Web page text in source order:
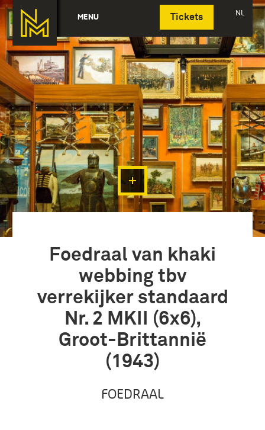
MENU Tickets NL
Deutsch
Foedraal van khaki
webbing tbv
verrekijker standaard
Nr. 2 MKII (6x6),
Groot-Brittannië
(1943)
FOEDRAAL